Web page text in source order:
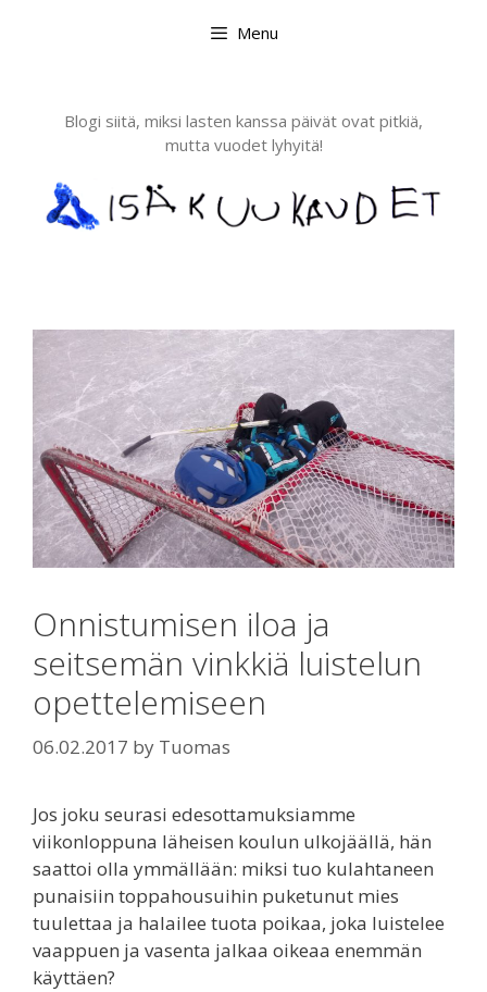
Menu
Blogi siitä, miksi lasten kanssa päivät ovat pitkiä,
mutta vuodet lyhyitä!
Onnistumisen iloa ja
seitsemän vinkkiä luistelun
opettelemiseen
06.02.2017 by Tuomas
Jos joku seurasi edesottamuksiamme
viikonloppuna läheisen koulun ulkojäällä, hän
saattoi olla ymmällään: miksi tuo kulahtaneen
punaisiin toppahousuihin puketunut mies
tuulettaa ja halailee tuota poikaa, joka luistelee
vaappuen ja vasenta jalkaa oikeaa enemmän
käyttäen?